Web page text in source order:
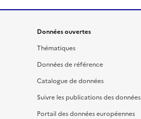
Données ouvertes
Thématiques
Données de référence
Catalogue de données
Suivre les publications des données
Portail des données européennes